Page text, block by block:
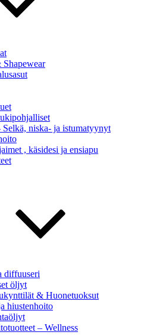
Selkä, niska- ja istumatyynyt
, käsidesi ja ensiapu
diffuuseri
öljyt
& Huonetuoksut
hiustenhoito
– Wellness